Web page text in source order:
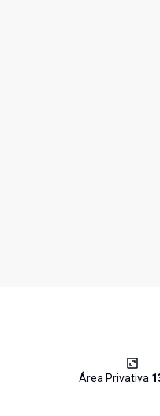
Área Privativa